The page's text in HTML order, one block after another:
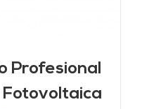
Profesional
Fotovoltaica